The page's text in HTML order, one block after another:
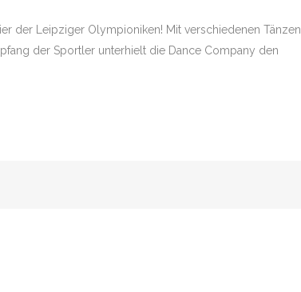
der Leipziger Olympioniken! Mit verschiedenen Tänzen,
der Sportler unterhielt die Dance Company den